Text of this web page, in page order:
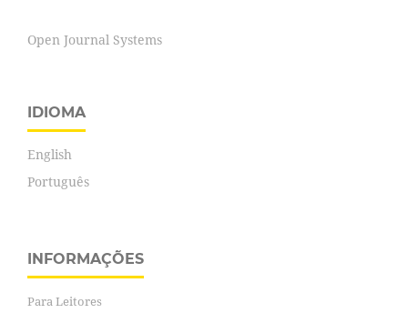
Open Journal Systems
IDIOMA
English
Português
INFORMAÇÕES
Para Leitores